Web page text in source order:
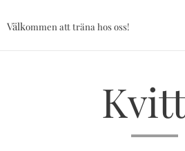
Välkommen att träna hos oss!